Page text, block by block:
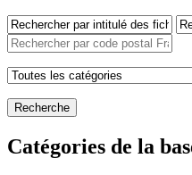
Catégories de la